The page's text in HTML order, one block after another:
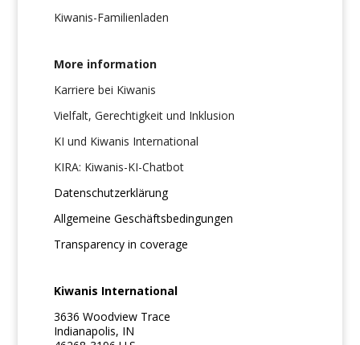
Kiwanis-Familienladen
More information
Karriere bei Kiwanis
Vielfalt, Gerechtigkeit und Inklusion
KI und Kiwanis International
KIRA: Kiwanis-KI-Chatbot
Datenschutzerklärung
Allgemeine Geschäftsbedingungen
Transparency in coverage
Kiwanis International
3636 Woodview Trace
Indianapolis, IN